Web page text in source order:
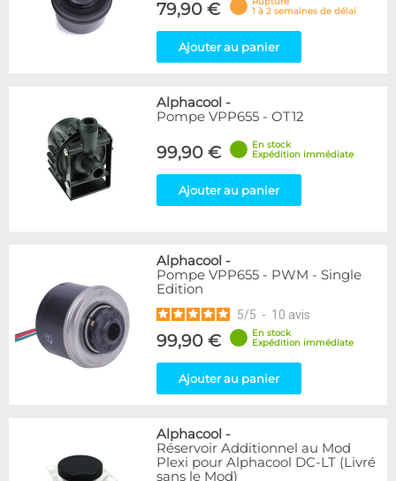
79,90 €
1 à 2 semaines de délai
Ajouter au panier
Alphacool -
Pompe VPP655 - OT12
99,90 €
En stock
Expédition immédiate
Ajouter au panier
Alphacool -
Pompe VPP655 - PWM - Single
Edition
5/5 - 10 avis
99,90 €
En stock
Expédition immédiate
Ajouter au panier
Alphacool -
Réservoir Additionnel au Mod
Plexi pour Alphacool DC-LT (Livré
sans le Mod)